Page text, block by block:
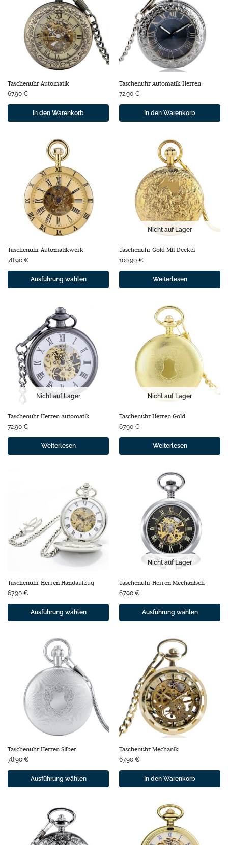
Taschenuhr Automatik
67.90 €
In den Warenkorb
Taschenuhr Automatik Herren
72.90 €
In den Warenkorb
Taschenuhr Automatikwerk
78.90 €
Ausführung wählen
Nicht auf Lager
Taschenuhr Gold Mit Deckel
100.90 €
Weiterlesen
Nicht auf Lager
Taschenuhr Herren Automatik
72.90 €
Weiterlesen
Nicht auf Lager
Taschenuhr Herren Gold
67.90 €
Weiterlesen
Taschenuhr Herren Handaufzug
67.90 €
Ausführung wählen
Nicht auf Lager
Taschenuhr Herren Mechanisch
67.90 €
Ausführung wählen
Taschenuhr Herren Silber
78.90 €
Ausführung wählen
Taschenuhr Mechanik
67.90 €
In den Warenkorb